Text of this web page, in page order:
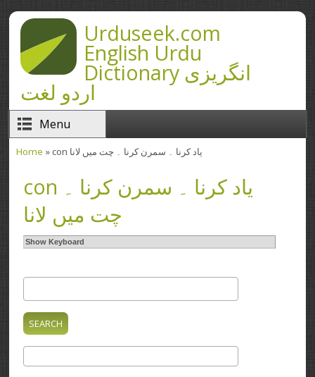
Skip to main contentUrduseek.com
English Urdu
Dictionary انگریزی
اردو لغت
Menu
Home » con یاد کرنا ۔ سمرن کرنا ۔ چت میں لانا
con یاد کرنا ۔ سمرن کرنا ۔
چت میں لانا
Show Keyboard